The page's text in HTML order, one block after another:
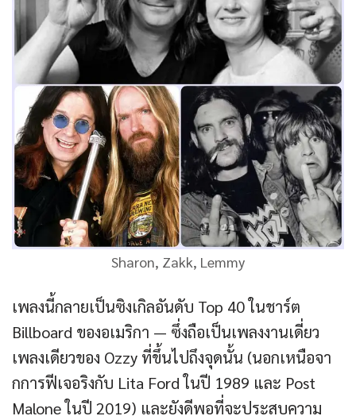
Sharon, Zakk, Lemmy
เพลงนี้กลายเป็นซิงเกิลอันดับ Top 40 ในชาร์ต
Billboard ของอเมริกา — ซึ่งถือเป็นเพลงงานเดี่ยว
เพลงเดียวของ Ozzy ที่ขึ้นไปถึงจุดนั้น (นอกเหนือจา
กการฟีเจอริงกับ Lita Ford ในปี 1989 และ Post
Malone ในปี 2019) และยังดีพอที่จะประสบความ